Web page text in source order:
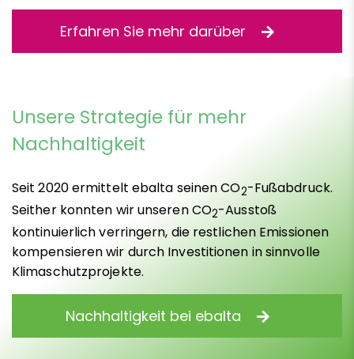
Erfahren Sie mehr darüber
Unsere Strategie für mehr
Nachhaltigkeit
Seit 2020 ermittelt ebalta seinen CO2-Fußabdruck.
Seither konnten wir unseren CO2-Ausstoß
kontinuierlich verringern, die restlichen Emissionen
kompensieren wir durch Investitionen in sinnvolle
Klimaschutzprojekte.
Nachhaltigkeit bei ebalta